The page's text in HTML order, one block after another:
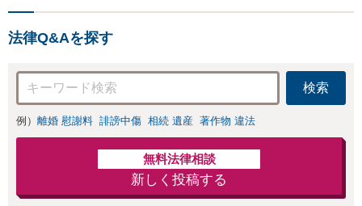
法律Q&Aを探す
検索
例） 離婚 慰謝料 誹謗中傷 相続 遺産 著作物 違法
無料法律相談
新しく投稿する